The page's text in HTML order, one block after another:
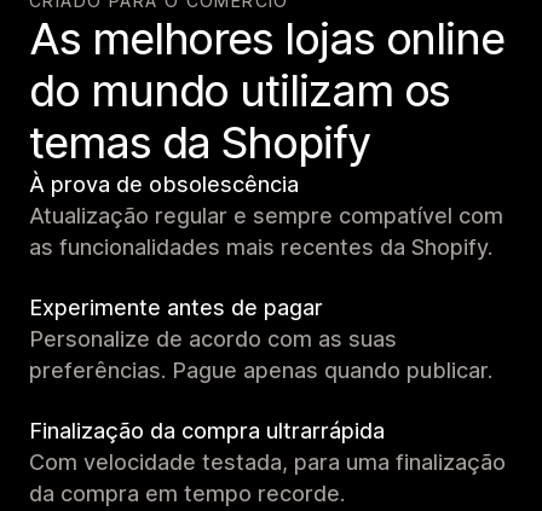
As melhores lojas online
do mundo utilizam os
temas da Shopify
À prova de obsolescência
Atualização regular e sempre compatível com
as funcionalidades mais recentes da Shopify.
Experimente antes de pagar
Personalize de acordo com as suas
preferências. Pague apenas quando publicar.
Finalização da compra ultrarrápida
Com velocidade testada, para uma finalização
da compra em tempo recorde.